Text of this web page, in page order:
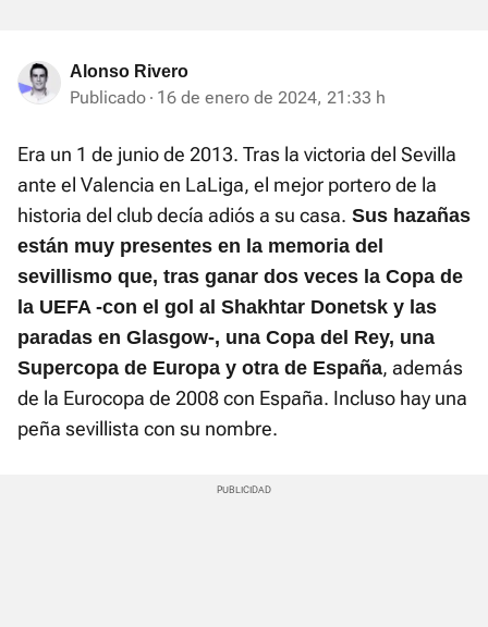
Alonso Rivero
Publicado 16 de enero de 2024, 21:33 h
Era un 1 de junio de 2013. Tras la victoria del Sevilla
ante el Valencia en LaLiga, el mejor portero de la
historia del club decía adiós a su casa. Sus hazañas
están muy presentes en la memoria del
sevillismo que, tras ganar dos veces la Copa de
la UEFA -con el gol al Shakhtar Donetsk y las
paradas en Glasgow-, una Copa del Rey, una
Supercopa de Europa y otra de España, además
de la Eurocopa de 2008 con España. Incluso hay una
peña sevillista con su nombre.